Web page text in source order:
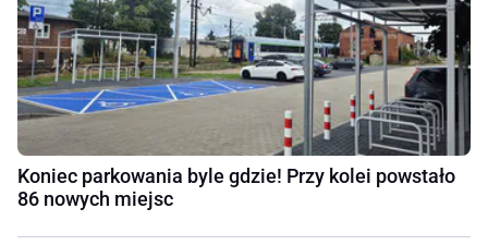
Koniec parkowania byle gdzie! Przy kolei powstało
86 nowych miejsc